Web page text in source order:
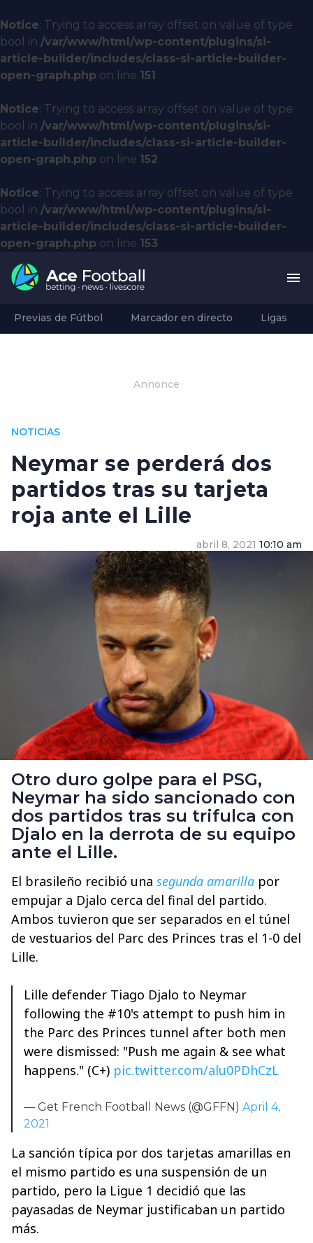
Notice: Trying to access array offset on value of type
bool in /var/www/html/wp-content/plugins/si-
article-builder/includes/class-si-article-builder-
open-graph.php on line 151
Notice: Trying to access array offset on value of type
bool in /var/www/html/wp-content/plugins/si-
article-builder/includes/class-si-article-builder-
open-graph.php on line 152
Notice: Trying to access array offset on value of type
bool in /var/www/html/wp-content/plugins/si-
article-builder/includes/class-si-article-builder-
open-graph.php on line 153
Previas de Fútbol Marcador en directo Ligas
Annonce
NOTICIAS
Neymar se perderá dos
partidos tras su tarjeta
roja ante el Lille
abril 8, 2021 10:10 am
Otro duro golpe para el PSG,
Neymar ha sido sancionado con
dos partidos tras su trifulca con
Djalo en la derrota de su equipo
ante el Lille.
El brasileño recibió una segunda amarilla por
empujar a Djalo cerca del final del partido.
Ambos tuvieron que ser separados en el túnel
de vestuarios del Parc des Princes tras el 1-0 del
Lille.
Lille defender Tiago Djalo to Neymar
following the #10's attempt to push him in
the Parc des Princes tunnel after both men
were dismissed: "Push me again & see what
happens." (C+) pic.twitter.com/alu0PDhCzL
— Get French Football News (@GFFN) April 4,
2021
La sanción típica por dos tarjetas amarillas en
el mismo partido es una suspensión de un
partido, pero la Ligue 1 decidió que las
payasadas de Neymar justificaban un partido
más.